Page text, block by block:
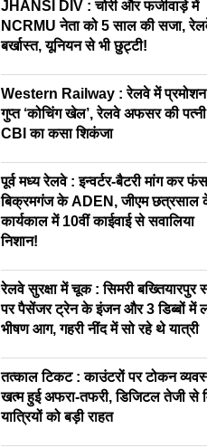
JHANSI DIV : चोरी और फर्जीवाड़े में
NCRMU नेता को 5 साल की सजा,
बर्खास्त, यूनियन से भी छुट्टी!
Western Railway : रेलवे में
गुप्त ‘कोचिंग खेल’, रेलवे अफसर की
CBI का कसा शिकंजा
पूर्व मध्य रेलवे : इन्वर्टर-बैटरी मांग कर
बिक्रमगंज के ADEN, जीएम छत्रसाल
कार्यकाल में 10वीं काईवाई से सवालिया
निशान!
रेलवे सुरक्षा में चूक : सिमरी बख्तियारपुर
पर पैसेंजर ट्रेन के इंजन और 3 डिब्बों में
भीषण आग, गहरी नींद में सो रहे थे यात्री
तत्काल टिकट : काउंटरों पर टोकन
खत्म हुई अफरा-तफरी, डिजिटल तेजी से
यात्रियों को बड़ी राहत